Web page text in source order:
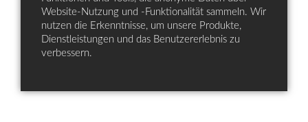
Website-Nutzung und -Funktionalität sammeln. Wir
nutzen die Erkenntnisse, um unsere Produkte,
Dienstleistungen und das Benutzererlebnis zu
verbessern.